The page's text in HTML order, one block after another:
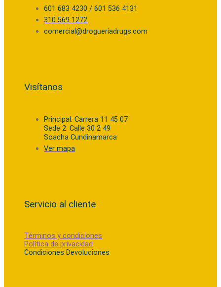
601 683 4230 / 601 536 4131
310 569 1272
comercial@drogueriadrugs.com
Visítanos
Principal: Carrera 11 45 07
Sede 2: Calle 30 2 49
Soacha Cundinamarca
Ver mapa
Servicio al cliente
Términos y condiciones
Política de privacidad
Condiciones Devoluciones